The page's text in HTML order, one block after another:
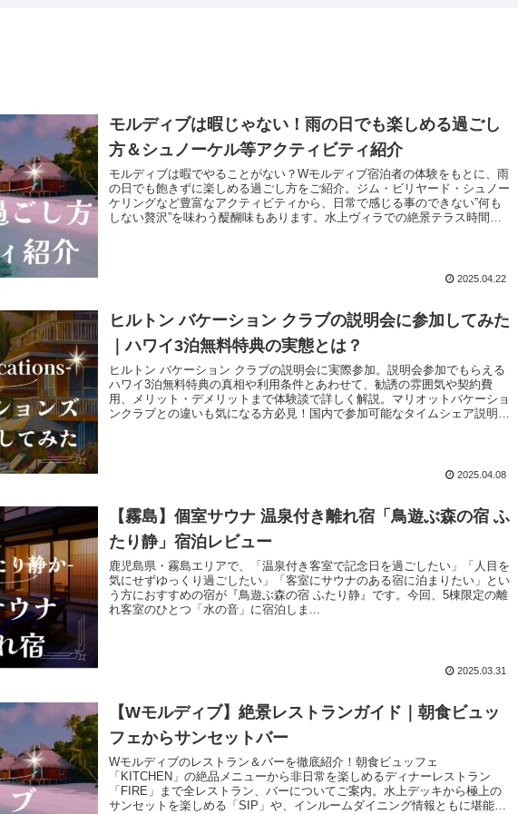
モルディブは暇じゃない！雨の日でも楽しめる過ごし
方＆シュノーケル等アクティビティ紹介
モルディブは暇でやることがない？Wモルディブ宿泊者の体験をもとに、雨
の日でも飽きずに楽しめる過ごし方をご紹介。ジム・ビリヤード・シュノー
ケリングなど豊富なアクティビティから、日常で感じる事のできない”何も
しない贅沢”を味わう醍醐味もあります。水上ヴィラでの絶景テラス時間や
2025.04.22
ヒルトン バケーション クラブの説明会に参加してみた
｜ハワイ3泊無料特典の実態とは？
ヒルトン バケーション クラブの説明会に実際参加。説明会参加でもらえる
ハワイ3泊無料特典の真相や利用条件とあわせて、勧誘の雰囲気や契約費
用、メリット・デメリットまで体験談で詳しく解説。マリオットバケーショ
ンクラブとの違いも気になる方必見！国内で参加可能なタイムシェア説明会
2025.04.08
【霧島】個室サウナ 温泉付き離れ宿「鳥遊ぶ森の宿 ふ
たり静」宿泊レビュー
鹿児島県・霧島エリアで、「温泉付き客室で記念日を過ごしたい」「人目を
気にせずゆっくり過ごしたい」「客室にサウナのある宿に泊まりたい」とい
う方におすすめの宿が『鳥遊ぶ森の宿 ふたり静』です。今回、5棟限定の離
れ客室のひとつ「水の音」に宿泊しま...
2025.03.31
【Wモルディブ】絶景レストランガイド｜朝食ビュッ
フェからサンセットバー
Wモルディブのレストラン＆バーを徹底紹介！朝食ビュッフェ
「KITCHEN」の絶品メニューから非日常を楽しめるディナーレストラン
「FIRE」まで全レストラン、バーについてご案内。水上デッキから極上の
サンセットを楽しめる「SIP」や、インルームダイニング情報ともに堪能で